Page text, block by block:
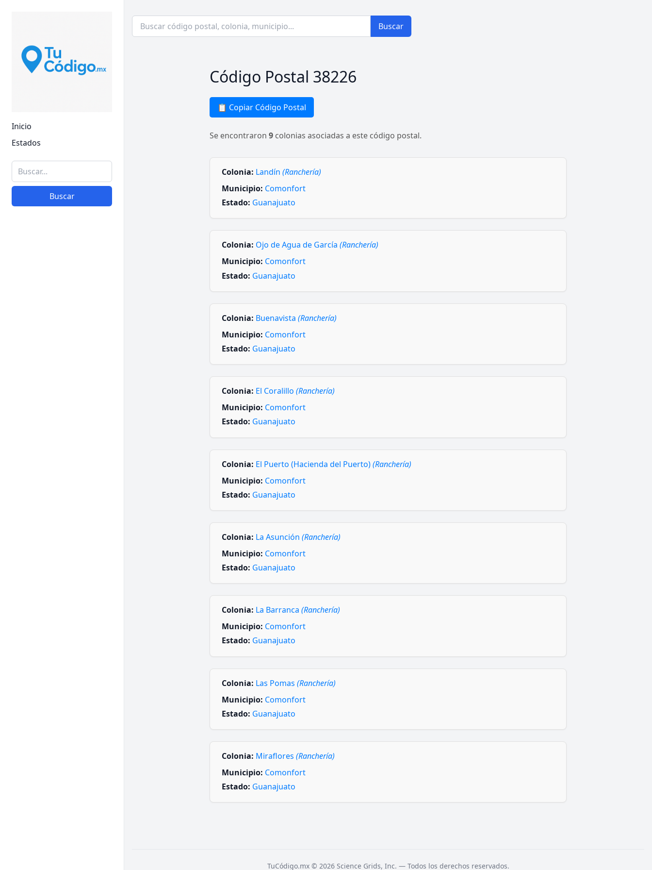
Inicio
Estados
Buscar
Buscar
Código Postal 38226
📋 Copiar Código Postal
Se encontraron 9 colonias asociadas a este código postal.
Colonia: Landín (Ranchería)
Municipio: Comonfort
Estado: Guanajuato
Colonia: Ojo de Agua de García (Ranchería)
Municipio: Comonfort
Estado: Guanajuato
Colonia: Buenavista (Ranchería)
Municipio: Comonfort
Estado: Guanajuato
Colonia: El Coralillo (Ranchería)
Municipio: Comonfort
Estado: Guanajuato
Colonia: El Puerto (Hacienda del Puerto)(Ranchería)
Municipio: Comonfort
Estado: Guanajuato
Colonia: La Asunción (Ranchería)
Municipio: Comonfort
Estado: Guanajuato
Colonia: La Barranca (Ranchería)
Municipio: Comonfort
Estado: Guanajuato
Colonia: Las Pomas (Ranchería)
Municipio: Comonfort
Estado: Guanajuato
Colonia: Miraflores (Ranchería)
Municipio: Comonfort
Estado: Guanajuato
TuCódigo.mx © 2026 Science Grids, Inc. — Todos los derechos reservados.